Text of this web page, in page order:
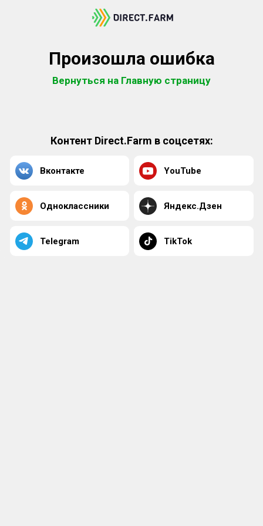
Произошла ошибка
Вернуться на Главную страницу
Контент Direct.Farm в соцсетях:
Вконтакте YouTube
Одноклассники Яндекс.Дзен
Telegram TikTok